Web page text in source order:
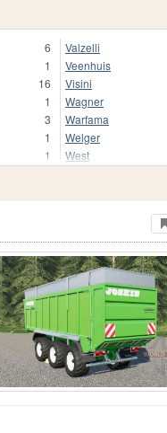
6
1
16
1
3
1
1
15
3
2
2
6
3
1
7
Valzelli
Veenhuis
Visini
Wagner
Warfama
Welger
West
Zaslaw
Zmaj
Öztreyler
Бобруйскагромаш
Другие
МАЗ
ММЗ
НефАЗ
ОдАЗ